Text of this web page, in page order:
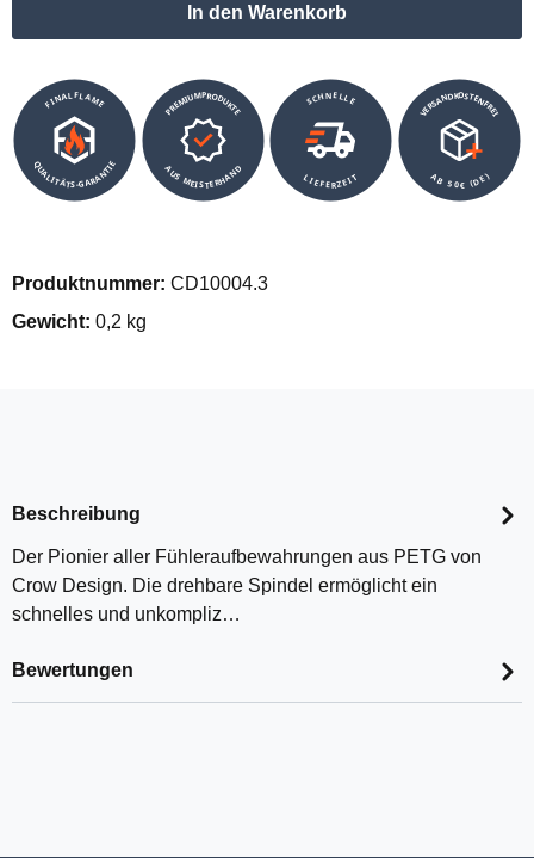
In den Warenkorb
FINALFLAME
QUALITÄTS-GARANTIE
PREMIUMPRODUKTE
AUS MEISTERHAND
SCHNELLE
LIEFERZEIT
VERSANDKOSTENFREI
AB 50€ (DE)
Produktnummer: CD10004.3
Gewicht: 0,2 kg
Beschreibung
Der Pionier aller Fühleraufbewahrungen aus PETG von
Crow Design. Die drehbare Spindel ermöglicht ein
schnelles und unkompliz…
Bewertungen